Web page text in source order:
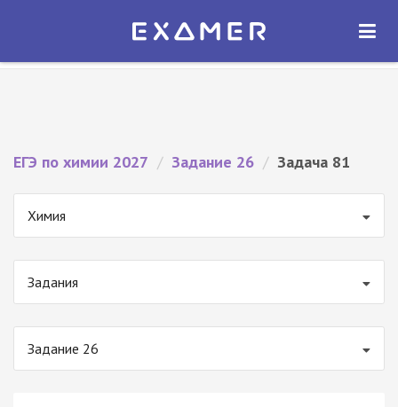
Экзамер — ЕГЭ 2027
ОТКРЫТЬ
ЕГЭ по химии 2027 / Задание 26 / Задача 81
Химия
Задания
Задание 26